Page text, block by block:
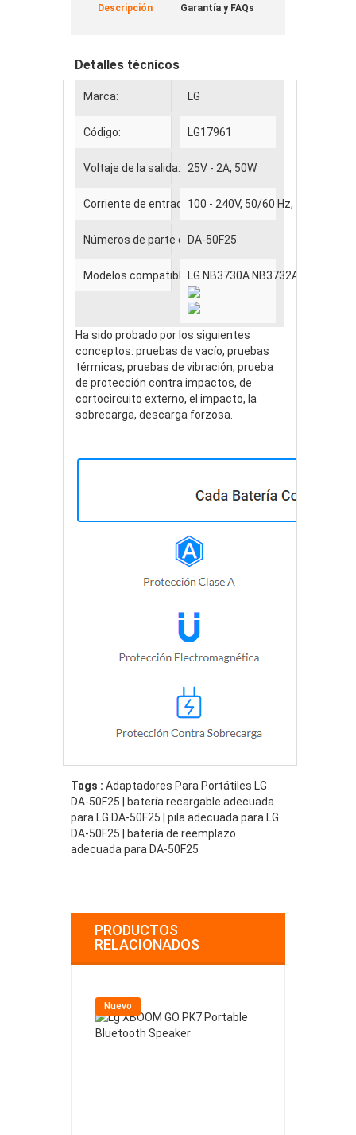
Descripción Garantía y FAQs
Detalles técnicos
Marca: LG
Código: LG17961
Voltaje de la salida: 25V - 2A, 50W
Corriente de entrada:100 - 240V, 50/60 Hz, 1.5A
Números de parte compatibles
DA-50F25
Modelos compatiblesLG NB3730A NB3732A NB3540
Ha sido probado por los siguientes
conceptos: pruebas de vacío, pruebas
térmicas, pruebas de vibración, prueba
de protección contra impactos, de
cortocircuito externo, el impacto, la
sobrecarga, descarga forzosa.
Tags : Adaptadores Para Portátiles LG
DA-50F25 | batería recargable adecuada
para LG DA-50F25 | pila adecuada para LG
DA-50F25 | batería de reemplazo
adecuada para DA-50F25
PRODUCTOS
RELACIONADOS
Nuevo